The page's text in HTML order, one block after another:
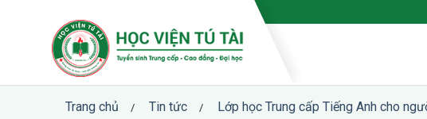
Trang chủ / Tin tức / Lớp học Trung cấp Tiếng Anh cho